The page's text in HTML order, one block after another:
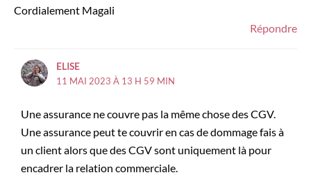
Cordialement Magali
Répondre
ELISE
11 MAI 2023 À 13 H 59 MIN
Une assurance ne couvre pas la même chose des CGV.
Une assurance peut te couvrir en cas de dommage fais à
un client alors que des CGV sont uniquement là pour
encadrer la relation commerciale.